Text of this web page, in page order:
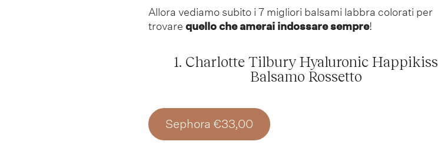
Allora vediamo subito i 7 migliori balsami labbra colorati per
trovare quello che amerai indossare sempre!
1. Charlotte Tilbury Hyaluronic Happikiss
Balsamo Rossetto
Sephora €33,00